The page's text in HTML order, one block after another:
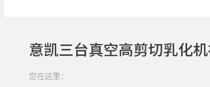
意凯三台真空高剪切乳化
您在这里：